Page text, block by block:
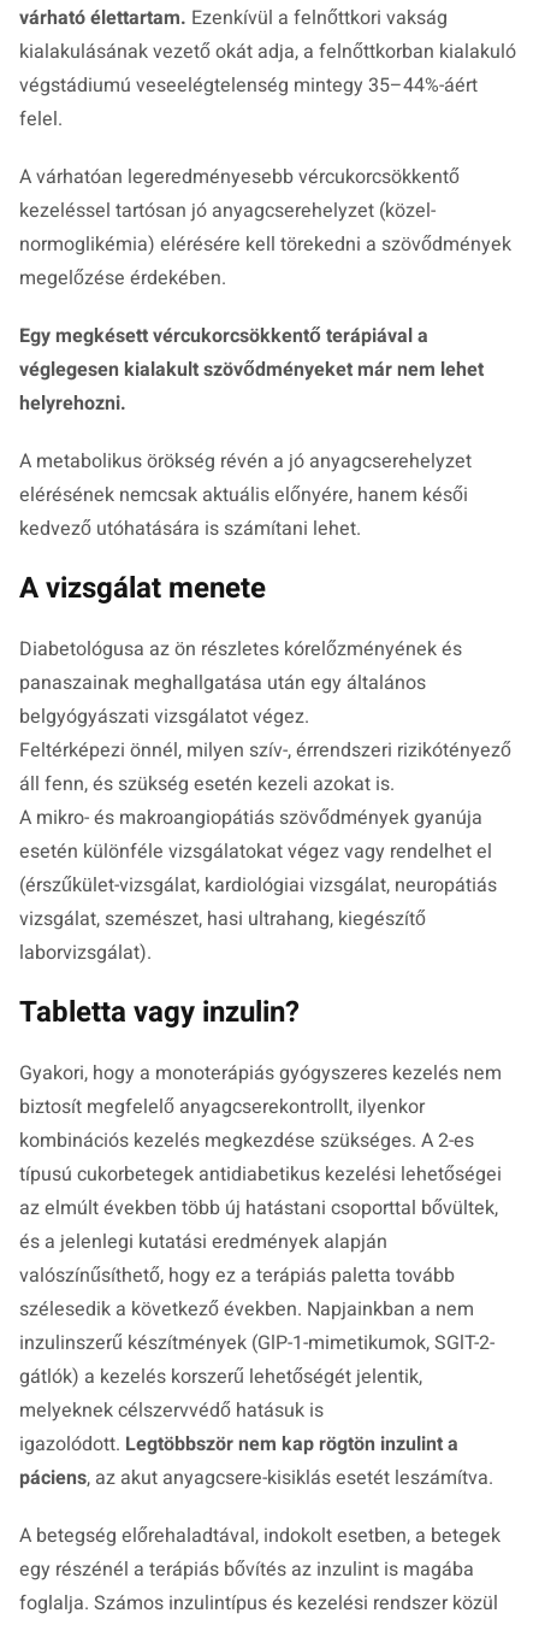
várható élettartam. Ezenkívül a felnőttkori vakság
kialakulásának vezető okát adja, a felnőttkorban kialakuló
végstádiumú veseelégtelenség mintegy 35–44%-áért
felel.
A várhatóan legeredményesebb vércukorcsökkentő
kezeléssel tartósan jó anyagcserehelyzet (közel-
normoglikémia) elérésére kell törekedni a szövődmények
megelőzése érdekében.
Egy megkésett vércukorcsökkentő terápiával a
véglegesen kialakult szövődményeket már nem lehet
helyrehozni.
A metabolikus örökség révén a jó anyagcserehelyzet
elérésének nemcsak aktuális előnyére, hanem késői
kedvező utóhatására is számítani lehet.
A vizsgálat menete
Diabetológusa az ön részletes kórelőzményének és
panaszainak meghallgatása után egy általános
belgyógyászati vizsgálatot végez.
Feltérképezi önnél, milyen szív-, érrendszeri rizikótényező
áll fenn, és szükség esetén kezeli azokat is.
A mikro- és makroangiopátiás szövődmények gyanúja
esetén különféle vizsgálatokat végez vagy rendelhet el
(érszűkület-vizsgálat, kardiológiai vizsgálat, neuropátiás
vizsgálat, szemészet, hasi ultrahang, kiegészítő
laborvizsgálat).
Tabletta vagy inzulin?
Gyakori, hogy a monoterápiás gyógyszeres kezelés nem
biztosít megfelelő anyagcserekontrollt, ilyenkor
kombinációs kezelés megkezdése szükséges. A 2-es
típusú cukorbetegek antidiabetikus kezelési lehetőségei
az elmúlt években több új hatástani csoporttal bővültek,
és a jelenlegi kutatási eredmények alapján
valószínűsíthető, hogy ez a terápiás paletta tovább
szélesedik a következő években. Napjainkban a nem
inzulinszerű készítmények (GlP-1-mimetikumok, SGlT-2-
gátlók) a kezelés korszerű lehetőségét jelentik,
melyeknek célszervvédő hatásuk is
igazolódott. Legtöbbször nem kap rögtön inzulint a
páciens, az akut anyagcsere-kisiklás esetét leszámítva.
A betegség előrehaladtával, indokolt esetben, a betegek
egy részénél a terápiás bővítés az inzulint is magába
foglalja. Számos inzulintípus és kezelési rendszer közül